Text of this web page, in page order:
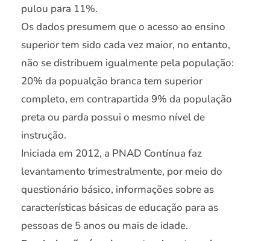
pulou para 11%.
Os dados presumem que o acesso ao ensino
superior tem sido cada vez maior, no entanto,
não se distribuem igualmente pela população:
20% da popualção branca tem superior
completo, em contrapartida 9% da população
preta ou parda possui o mesmo nível de
instrução.
Iniciada em 2012, a PNAD Contínua faz
levantamento trimestralmente, por meio do
questionário básico, informações sobre as
características básicas de educação para as
pessoas de 5 anos ou mais de idade.